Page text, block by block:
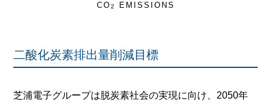
CO2 EMISSIONS
二酸化炭素排出量削減目標
芝浦電子グループは脱炭素社会の実現に向け、2050年